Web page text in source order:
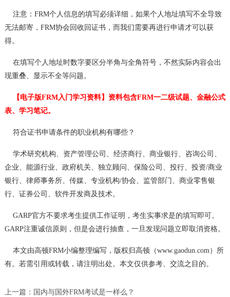
注意：FRM个人信息的填写必须详细，如果个人地址填写不全导致
无法邮寄，FRM协会回收回证书，而我们需要再进行申请才可以获
得。
在填写个人地址时数字要区分半角与全角符号，不然实际内容会出
现重叠、显示不全等问题。
【电子版FRM入门学习资料】资料包含FRM一二级试题、金融公式
表、学习笔记。
符合证书申请条件的职业机构有哪些？
学术研究机构、资产管理公司、经济商行、商业银行、咨询公司、
企业、能源行业、政府机关、独立顾问、保险公司、投行、投资/商业
银行、律师事务所、传媒、专业机构/协会、监管部门、商业零售银
行、证券公司、软件开发商及技术。
GARP官方不要求考生提供工作证明，考生实事求是的填写即可。
GARP注重诚信原则，但是会进行抽查，一旦发现问题立即取消资格。
本文由高顿FRM小编整理编写，版权归高顿（www.gaodun.com）所
有。若需引用或转载，请注明出处。本文仅供参考、交流之目的。
上一篇： 国内与国外FRM考试是一样么？